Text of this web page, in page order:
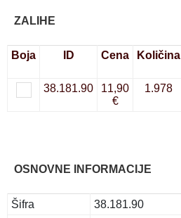
ZALIHE
Boja ID Cena Količina
38.181.90
11,90
€
1.978
OSNOVNE INFORMACIJE
Šifra
38.181.90